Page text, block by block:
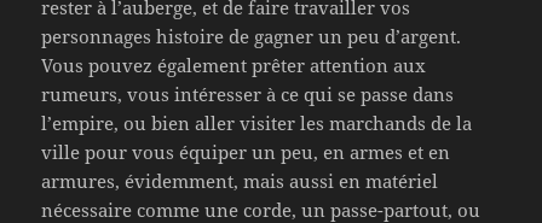
rester à l’auberge, et de faire travailler vos
personnages histoire de gagner un peu d’argent.
Vous pouvez également prêter attention aux
rumeurs, vous intéresser à ce qui se passe dans
l’empire, ou bien aller visiter les marchands de la
ville pour vous équiper un peu, en armes et en
armures, évidemment, mais aussi en matériel
nécessaire comme une corde, un passe-partout, ou